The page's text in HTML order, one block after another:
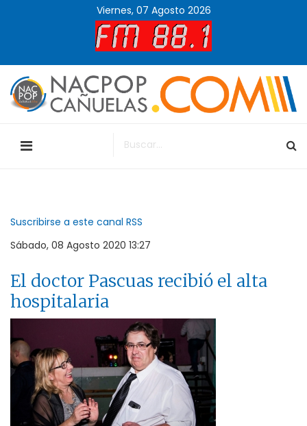
Viernes, 07 Agosto 2026
Suscribirse a este canal RSS
Sábado, 08 Agosto 2020 13:27
El doctor Pascuas recibió el alta
hospitalaria